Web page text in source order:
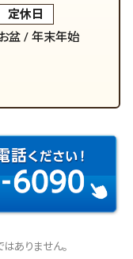
定休日
盆 / 年末年始
ありません。